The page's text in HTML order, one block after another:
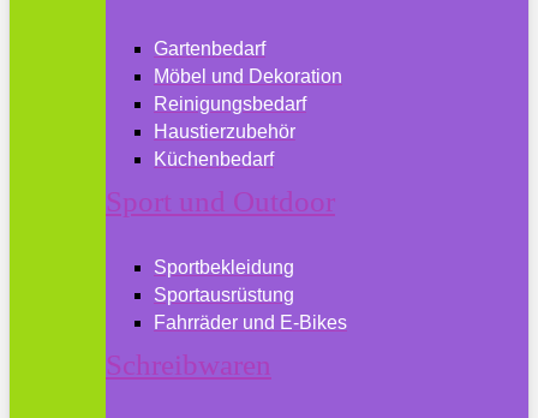
Gartenbedarf
Möbel und Dekoration
Reinigungsbedarf
Haustierzubehör
Küchenbedarf
Sport und Outdoor
Sportbekleidung
Sportausrüstung
Fahrräder und E-Bikes
Schreibwaren